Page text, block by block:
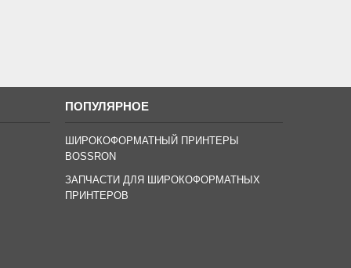
ПОПУЛЯРНОЕ
ШИРОКОФОРМАТНЫЙ ПРИНТЕРЫ
BOSSRON
ЗАПЧАСТИ ДЛЯ ШИРОКОФОРМАТНЫХ
ПРИНТЕРОВ